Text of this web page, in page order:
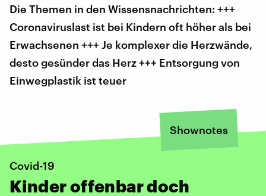
Die Themen in den Wissensnachrichten: +++
Coronaviruslast ist bei Kindern oft höher als bei
Erwachsenen +++ Je komplexer die Herzwände,
desto gesünder das Herz +++ Entsorgung von
Einwegplastik ist teuer
Shownotes
Covid-19
Kinder offenbar doch